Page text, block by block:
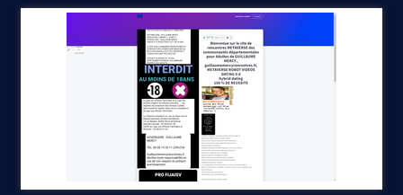
NEWS SAINT-SEVER 2024
Histoire de Saint-Sever
Atous Saint-Sever
Saint-Sever Festival